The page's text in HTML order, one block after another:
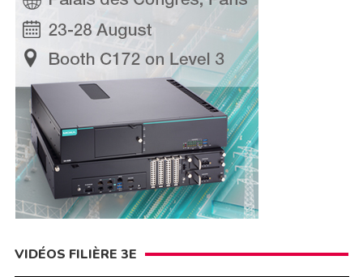
VIDÉOS FILIÈRE 3E